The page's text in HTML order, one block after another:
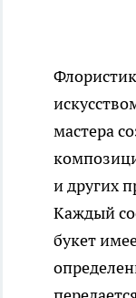
мастера
и других
Каждый
букет